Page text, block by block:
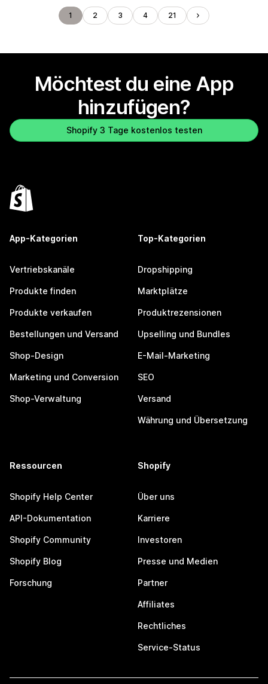
1 2 3 4 21
Möchtest du eine App
hinzufügen?
Shopify 3 Tage kostenlos testen
App-Kategorien
Vertriebskanäle
Produkte finden
Produkte verkaufen
Bestellungen und Versand
Shop-Design
Marketing und Conversion
Shop-Verwaltung
Top-Kategorien
Dropshipping
Marktplätze
Produktrezensionen
Upselling und Bundles
E-Mail-Marketing
SEO
Versand
Währung und Übersetzung
Ressourcen
Shopify Help Center
API-Dokumentation
Shopify Community
Shopify Blog
Forschung
Shopify
Über uns
Karriere
Investoren
Presse und Medien
Partner
Affiliates
Rechtliches
Service-Status